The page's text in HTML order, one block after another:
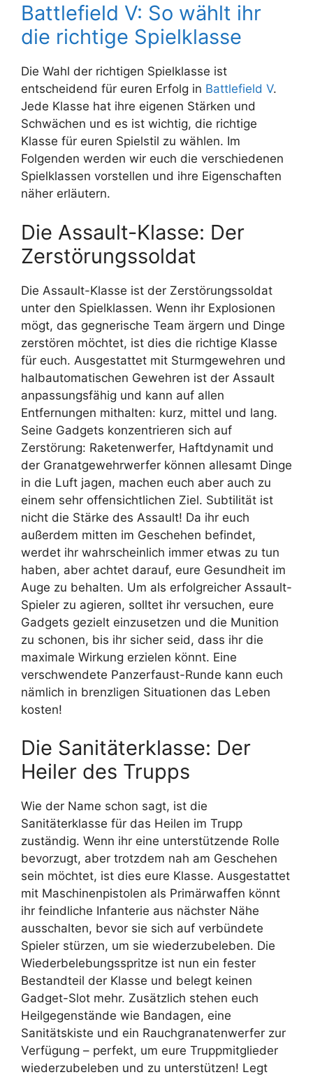
Battlefield V: So wählt ihr
die richtige Spielklasse
Die Wahl der richtigen Spielklasse ist
entscheidend für euren Erfolg in Battlefield V.
Jede Klasse hat ihre eigenen Stärken und
Schwächen und es ist wichtig, die richtige
Klasse für euren Spielstil zu wählen. Im
Folgenden werden wir euch die verschiedenen
Spielklassen vorstellen und ihre Eigenschaften
näher erläutern.
Die Assault-Klasse: Der
Zerstörungssoldat
Die Assault-Klasse ist der Zerstörungssoldat
unter den Spielklassen. Wenn ihr Explosionen
mögt, das gegnerische Team ärgern und Dinge
zerstören möchtet, ist dies die richtige Klasse
für euch. Ausgestattet mit Sturmgewehren und
halbautomatischen Gewehren ist der Assault
anpassungsfähig und kann auf allen
Entfernungen mithalten: kurz, mittel und lang.
Seine Gadgets konzentrieren sich auf
Zerstörung: Raketenwerfer, Haftdynamit und
der Granatgewehrwerfer können allesamt Dinge
in die Luft jagen, machen euch aber auch zu
einem sehr offensichtlichen Ziel. Subtilität ist
nicht die Stärke des Assault! Da ihr euch
außerdem mitten im Geschehen befindet,
werdet ihr wahrscheinlich immer etwas zu tun
haben, aber achtet darauf, eure Gesundheit im
Auge zu behalten. Um als erfolgreicher Assault-
Spieler zu agieren, solltet ihr versuchen, eure
Gadgets gezielt einzusetzen und die Munition
zu schonen, bis ihr sicher seid, dass ihr die
maximale Wirkung erzielen könnt. Eine
verschwendete Panzerfaust-Runde kann euch
nämlich in brenzligen Situationen das Leben
kosten!
Die Sanitäterklasse: Der
Heiler des Trupps
Wie der Name schon sagt, ist die
Sanitäterklasse für das Heilen im Trupp
zuständig. Wenn ihr eine unterstützende Rolle
bevorzugt, aber trotzdem nah am Geschehen
sein möchtet, ist dies eure Klasse. Ausgestattet
mit Maschinenpistolen als Primärwaffen könnt
ihr feindliche Infanterie aus nächster Nähe
ausschalten, bevor sie sich auf verbündete
Spieler stürzen, um sie wiederzubeleben. Die
Wiederbelebungsspritze ist nun ein fester
Bestandteil der Klasse und belegt keinen
Gadget-Slot mehr. Zusätzlich stehen euch
Heilgegenstände wie Bandagen, eine
Sanitätskiste und ein Rauchgranatenwerfer zur
Verfügung – perfekt, um eure Truppmitglieder
wiederzubeleben und zu unterstützen! Legt